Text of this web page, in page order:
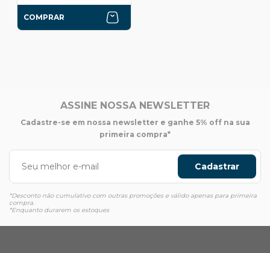
COMPRAR
ASSINE NOSSA NEWSLETTER
Cadastre-se em nossa newsletter e ganhe 5% off na sua
primeira compra*
Cadastrar
*Desconto não cumulativo com outras promoções e válido apenas para primeira
compra.
*Enquanto durarem os estoques